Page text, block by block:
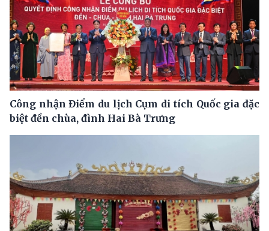
Công nhận Điểm du lịch Cụm di tích Quốc gia đặc
biệt đền chùa, đình Hai Bà Trưng